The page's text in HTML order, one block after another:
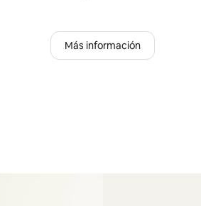
Más información